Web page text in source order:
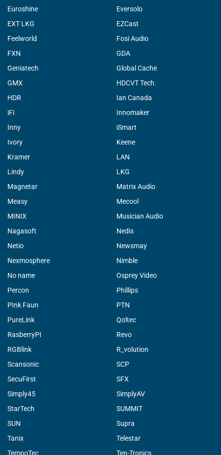
Euroshine
Eversolo
EXT LKG
EZCast
Feelworld
Fosi Audio
FXN
GDA
Geniatech
Global Cache
GMX
HDCVT Tech.
HDR
Ian Canada
iFi
Innomaker
Inny
iSmart
Ivory
Keene
Kramer
LAN
Lindy
LKG
Magnetar
Matrix Audio
Measy
Mecool
MINIX
Musician Audio
Nagasoft
Nedis
Netio
Newsmay
Nexmosphere
Nimble
No name
Osprey Video
Percon
Phillips
PInk Faun
PTN
PureLink
Qoltec
RasberryPI
Revo
RGBlink
R_volution
Scansonic
SCP
SecuFirst
SFX
Simply45
SimplyAV
StarTech
SUMMIT
SUN
Supra
Tanix
Telestar
TempoTec
Ten-Tronics